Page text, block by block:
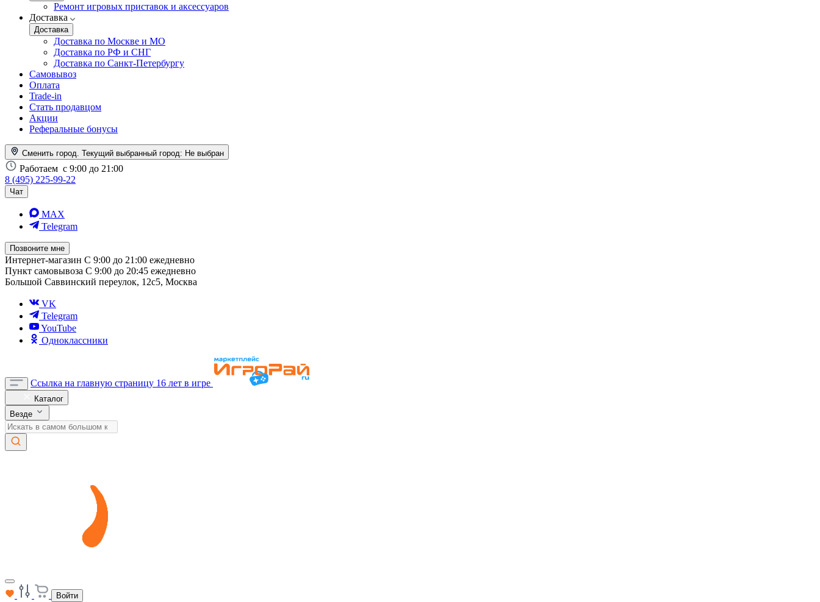
Ремонт игровых приставок и аксессуаров
Доставка
Доставка
Доставка по Москве и МО
Доставка по РФ и СНГ
Доставка по Санкт-Петербургу
Самовывоз
Оплата
Trade-in
Стать продавцом
Акции
Реферальные бонусы
Сменить город. Текущий выбранный город: Не выбран
Работаем с 9:00 до 21:00
8 (495) 225-99-22
Чат
MAX
Telegram
Позвоните мне
Интернет-магазин С 9:00 до 21:00 ежедневно
Пункт самовывоза С 9:00 до 20:45 ежедневно
Большой Саввинский переулок, 12с5, Москва
VK
Telegram
YouTube
Одноклассники
Ссылка на главную страницу 16 лет в игре
Каталог
Везде
Войти